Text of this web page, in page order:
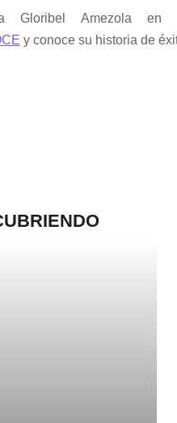
Gloribel Amezola en
y conoce su historia de